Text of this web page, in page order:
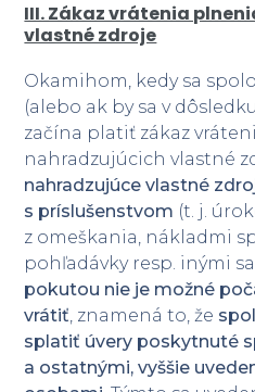
III. Zákaz vrátenia
vlastné zdroje
Okamihom, kedy sa
(alebo ak by sa v
začína platiť zákaz
nahradzujúcich vlastné
nahradzujúce vlastné
s príslušenstvom (t. j.
z omeškania, nákladmi
pohľadávky resp. inými
pokutou nie je možné
vrátiť, znamená to, že
splatiť úvery poskytnuté
a ostatnými, vyššie